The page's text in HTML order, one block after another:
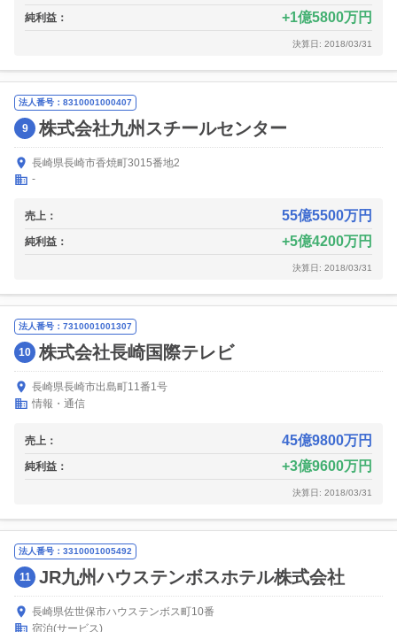
純利益： 1億5800万円
決算日: 2018/03/31
法人番号：8310001000407
9 株式会社九州スチールセンター
長崎県長崎市香焼町3015番地2
-
売上： 55億5500万円
純利益： 5億4200万円
決算日: 2018/03/31
法人番号：7310001001307
10 株式会社長崎国際テレビ
長崎県長崎市出島町11番1号
情報・通信
売上： 45億9800万円
純利益： 3億9600万円
決算日: 2018/03/31
法人番号：3310001005492
11 JR九州ハウステンボスホテル株式会社
長崎県佐世保市ハウステンボス町10番
宿泊(サービス)